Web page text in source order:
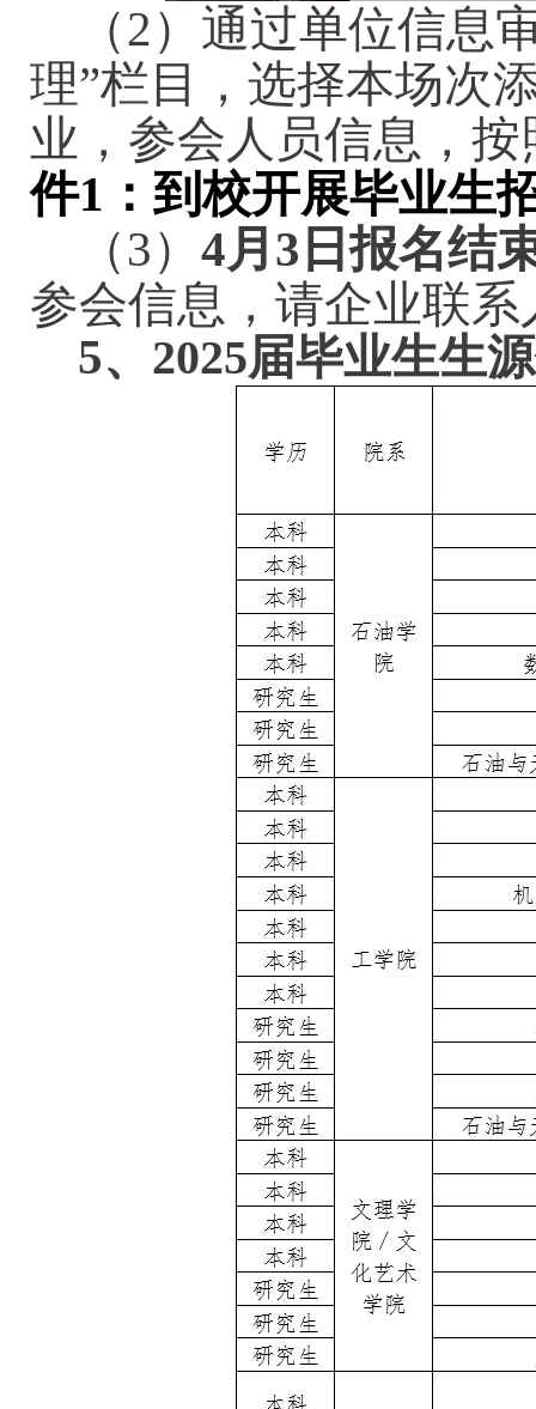
（2）通过单位信息
理”栏目，选择本场次
业，参会人员信息，
件1：到校开展毕业生
（3） 4月 3 日报名结
参会信息，请企业联
5、 2025届毕业生生